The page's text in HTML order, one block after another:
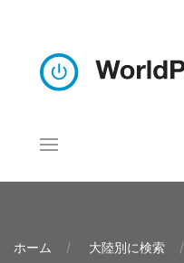
ホーム 大陸別に検索